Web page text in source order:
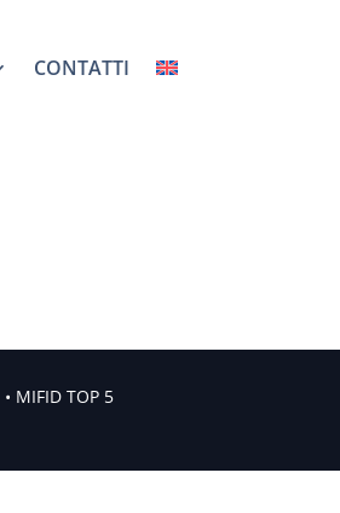
CONTATTI
• MIFID TOP 5